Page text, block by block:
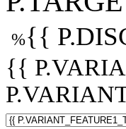
%{{
{{